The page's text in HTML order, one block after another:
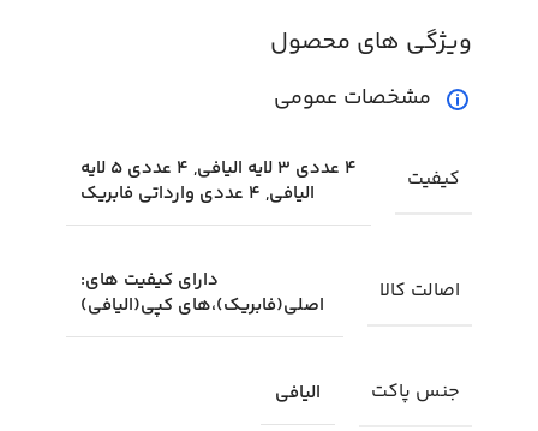
ویژگی های محصول
مشخصات عمومی
کیفیت
4 عددی 3 لایه الیافی, 4 عددی 5 لایه
الیافی, 4 عددی وارداتی فابریک
اصالت کالا
دارای کیفیت های:
اصلی(فابریک)،های کپی(الیافی)
جنس پاکت الیافی